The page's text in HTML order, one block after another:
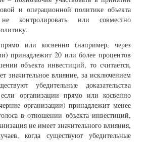
и операционной политике объекта
контролировать или совместно
или косвенно (например, через
принадлежит 20 или более процентов
объекта инвестиций, то считается,
значительное влияние, за исключением
убедительные доказательства
организации прямо или косвенно
организации) принадлежит менее
в отношении объекта инвестиций,
не имеет значительного влияния,
когда существуют убедительные